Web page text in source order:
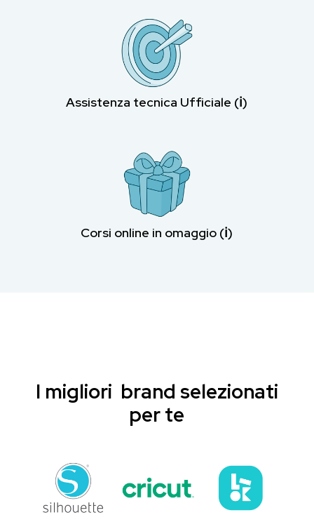
Assistenza tecnica Ufficiale (ℹ︎)
Corsi online in omaggio (ℹ︎)
I migliori brand selezionati
per te